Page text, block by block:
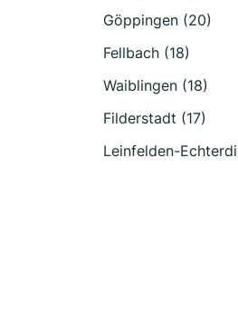
Göppingen (20)
Fellbach (18)
Waiblingen (18)
Filderstadt (17)
Leinfelden-